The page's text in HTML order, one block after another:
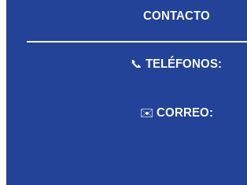
CONTACTO
📞 TELÉFONOS:
✉️ CORREO: